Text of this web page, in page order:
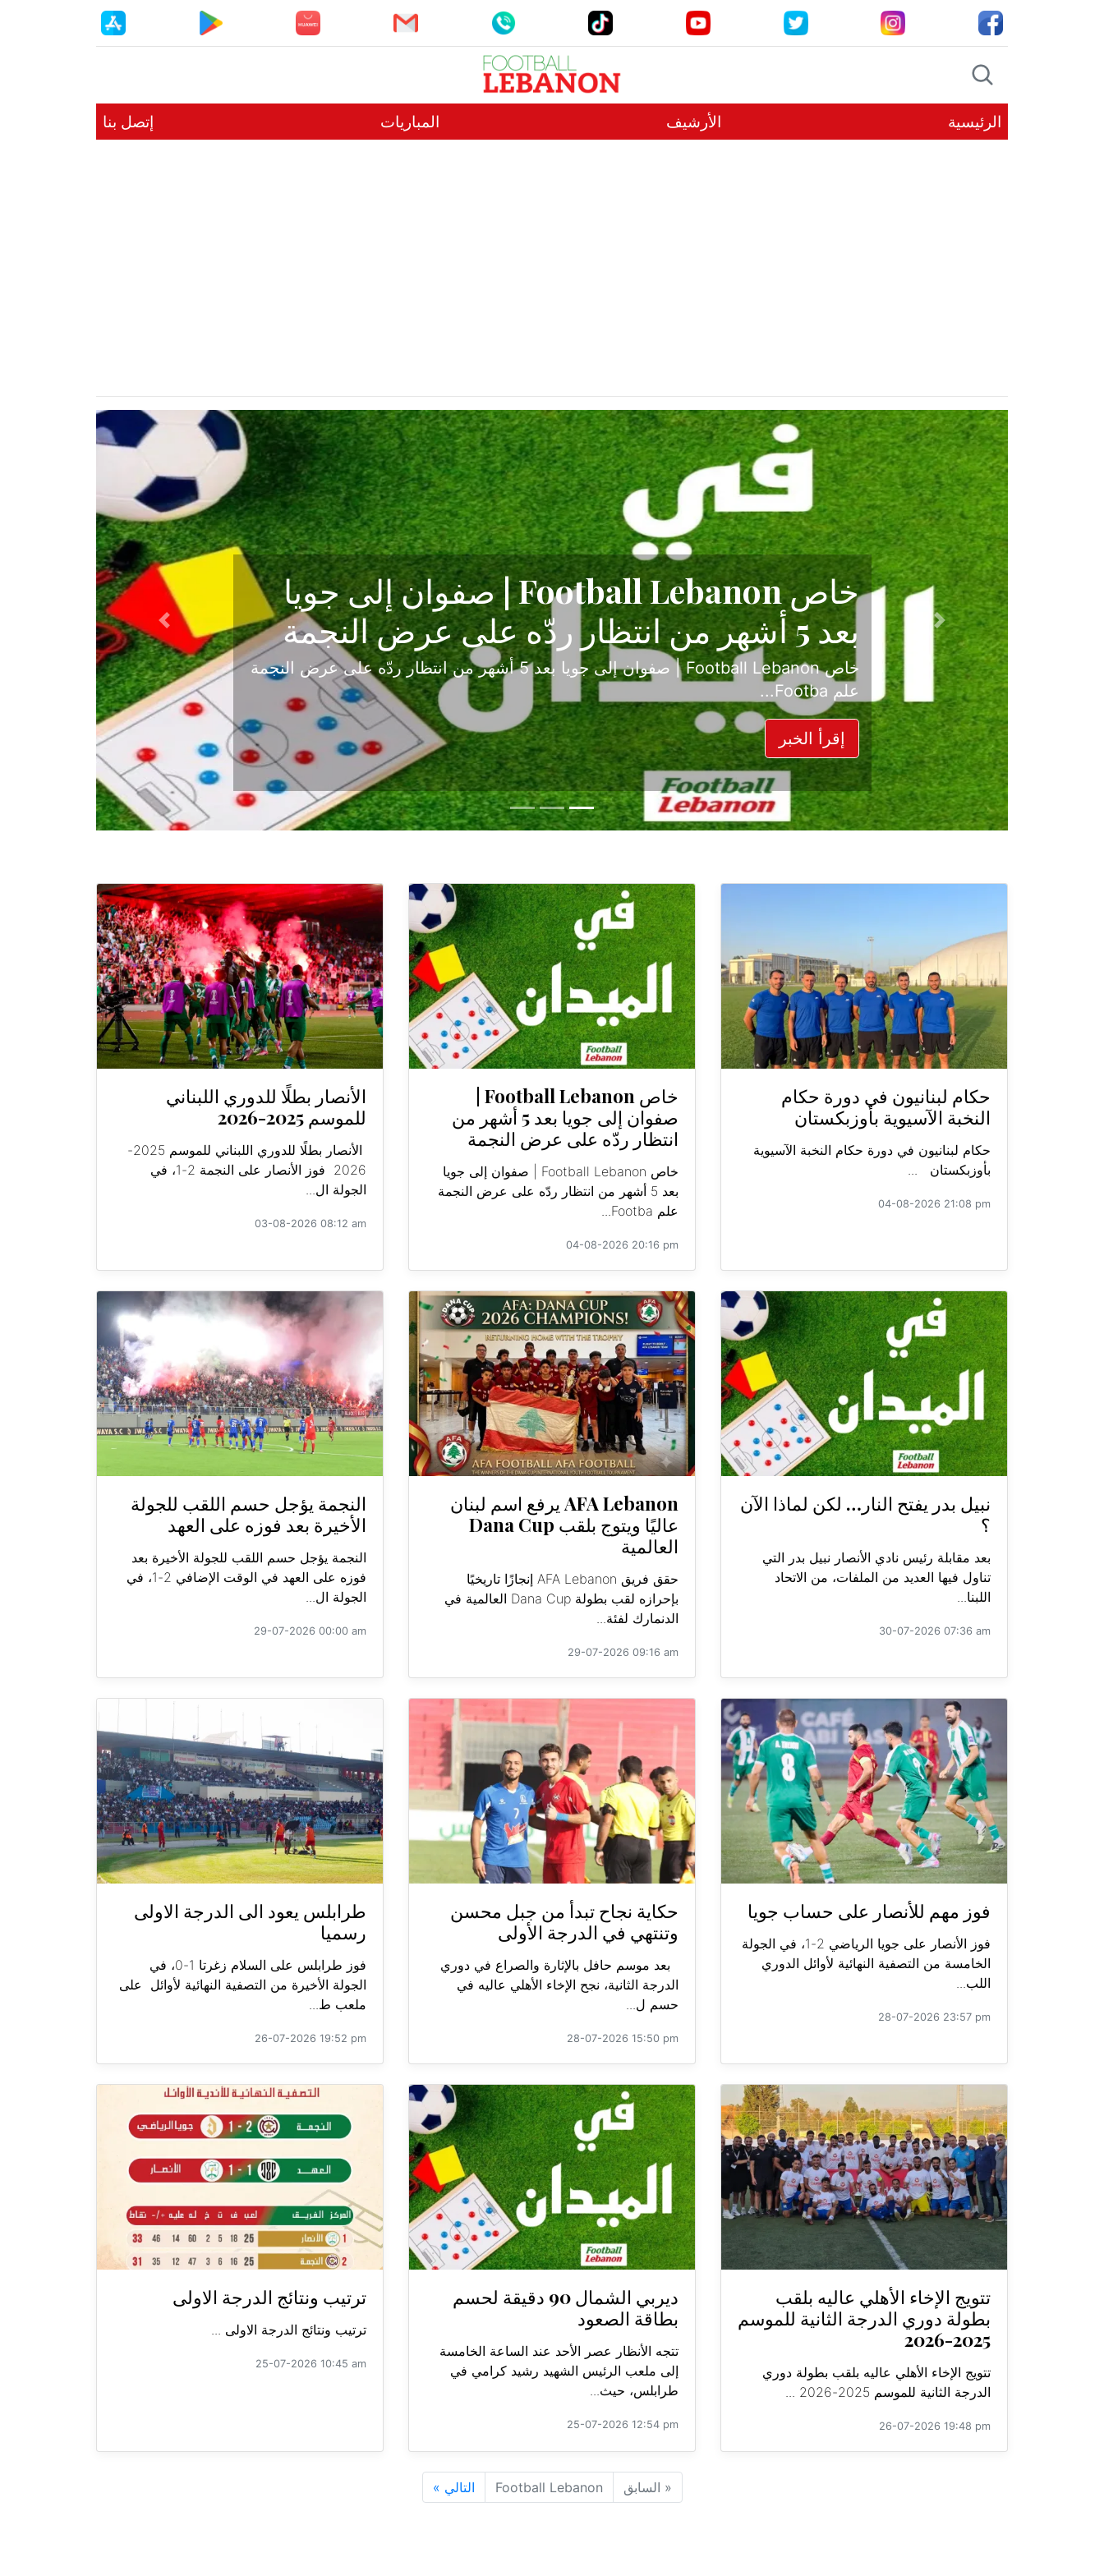
الرئيسية الأرشيف المباريات إتصل بنا
حكاية نجاح تبدأ من جبل محسن وتنتهي في
الدرجة الأولى
بعد موسم حافل بالإثارة والصراع في دوري الدرجة الثانية، نجح الإخاء الأهلي عاليه في
حسم ل...
إقرأ الخبر
Previous
Next
حكام لبنانيون في دورة حكام
النخبة الآسيوية بأوزبكستان
حكام لبنانيون في دورة حكام النخبة الآسيوية
بأوزبكستان ...
04-08-2026 21:08 pm
صفوان إلى جويا بعد 5 أشهر من
انتظار ردّه على عرض النجمة
خاص Football Lebanon | صفوان إلى جويا
بعد 5 أشهر من انتظار ردّه على عرض النجمة
علم Footba...
04-08-2026 20:16 pm
الأنصار بطلًا للدوري اللبناني
للموسم 2025-2026
الأنصار بطلًا للدوري اللبناني للموسم 2025-
2026 فوز الأنصار على النجمة 2-1، في
الجولة ال...
03-08-2026 08:12 am
نبيل بدر يفتح النار… لكن لماذا الآن
؟
بعد مقابلة رئيس نادي الأنصار نبيل بدر التي
تناول فيها العديد من الملفات، من الاتحاد
اللبنا...
30-07-2026 07:36 am
AFA Lebanon يرفع اسم لبنان
عاليًا ويتوج بلقب Dana Cup
العالمية
حقق فريق AFA Lebanon إنجازًا تاريخيًا
بإحرازه لقب بطولة Dana Cup العالمية في
الدنمارك لفئة...
29-07-2026 09:16 am
النجمة يؤجل حسم اللقب للجولة
الأخيرة بعد فوزه على العهد
النجمة يؤجل حسم اللقب للجولة الأخيرة بعد
فوزه على العهد في الوقت الإضافي 2-1، في
الجولة ال...
29-07-2026 00:00 am
فوز مهم للأنصار على حساب جويا
فوز الأنصار على جويا الرياضي 2-1، في الجولة
الخامسة من التصفية النهائية لأوائل الدوري
اللب...
28-07-2026 23:57 pm
حكاية نجاح تبدأ من جبل محسن
وتنتهي في الدرجة الأولى
بعد موسم حافل بالإثارة والصراع في دوري
الدرجة الثانية، نجح الإخاء الأهلي عاليه في
حسم ل...
28-07-2026 15:50 pm
طرابلس يعود الى الدرجة الاولى
رسميا
فوز طرابلس على السلام زغرتا 1-0، في
الجولة الأخيرة من التصفية النهائية لأوائل على
ملعب ط...
26-07-2026 19:52 pm
تتويج الإخاء الأهلي عاليه بلقب
بطولة دوري الدرجة الثانية للموسم
2025-2026
تتويج الإخاء الأهلي عاليه بلقب بطولة دوري
الدرجة الثانية للموسم 2025-2026 ...
26-07-2026 19:48 pm
ديربي الشمال 90 دقيقة لحسم
بطاقة الصعود
تتجه الأنظار عصر الأحد عند الساعة الخامسة
إلى ملعب الرئيس الشهيد رشيد كرامي في
طرابلس، حيث...
25-07-2026 12:54 pm
ترتيب ونتائج الدرجة الاولى
ترتيب ونتائج الدرجة الاولى ...
25-07-2026 10:45 am
« السابق Football Lebanon التالي »